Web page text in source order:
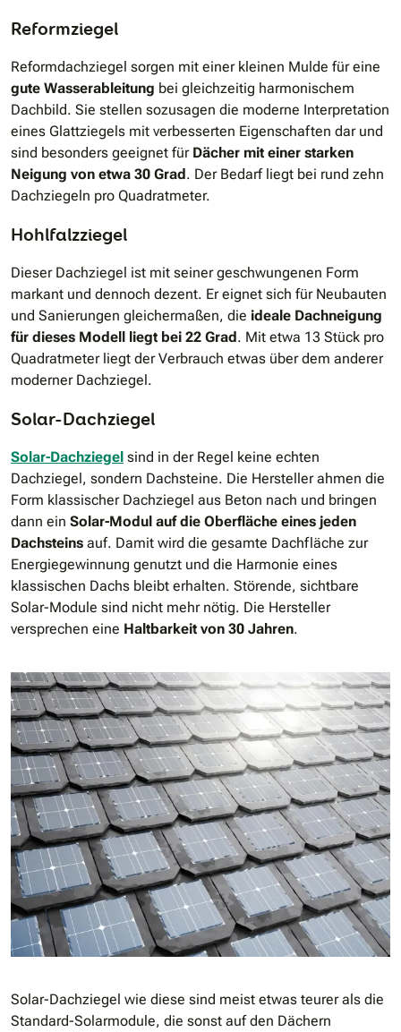
Reformziegel
Reformdachziegel sorgen mit einer kleinen Mulde für eine
gute Wasserableitung bei gleichzeitig harmonischem
Dachbild. Sie stellen sozusagen die moderne Interpretation
eines Glattziegels mit verbesserten Eigenschaften dar und
sind besonders geeignet für Dächer mit einer starken
Neigung von etwa 30 Grad. Der Bedarf liegt bei rund zehn
Dachziegeln pro Quadratmeter.
Hohlfalzziegel
Dieser Dachziegel ist mit seiner geschwungenen Form
markant und dennoch dezent. Er eignet sich für Neubauten
und Sanierungen gleichermaßen, die ideale Dachneigung
für dieses Modell liegt bei 22 Grad. Mit etwa 13 Stück pro
Quadratmeter liegt der Verbrauch etwas über dem anderer
moderner Dachziegel.
Solar-Dachziegel
Solar-Dachziegel sind in der Regel keine echten
Dachziegel, sondern Dachsteine. Die Hersteller ahmen die
Form klassischer Dachziegel aus Beton nach und bringen
dann ein Solar-Modul auf die Oberfläche eines jeden
Dachsteins auf. Damit wird die gesamte Dachfläche zur
Energiegewinnung genutzt und die Harmonie eines
klassischen Dachs bleibt erhalten. Störende, sichtbare
Solar-Module sind nicht mehr nötig. Die Hersteller
versprechen eine Haltbarkeit von 30 Jahren.
Solar-Dachziegel wie diese sind meist etwas teurer als die
Standard-Solarmodule, die sonst auf den Dächern